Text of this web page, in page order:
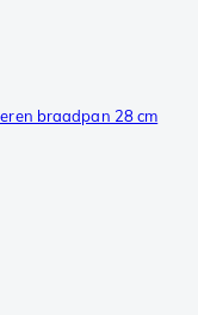
braadpan 28 cm